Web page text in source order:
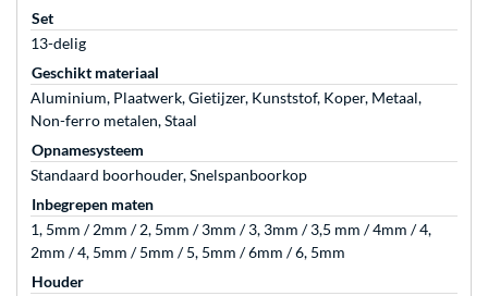
Set
13-delig
Geschikt materiaal
Aluminium, Plaatwerk, Gietijzer, Kunststof, Koper, Metaal,
Non-ferro metalen, Staal
Opnamesysteem
Standaard boorhouder, Snelspanboorkop
Inbegrepen maten
1, 5mm / 2mm / 2, 5mm / 3mm / 3, 3mm / 3,5 mm / 4mm / 4,
2mm / 4, 5mm / 5mm / 5, 5mm / 6mm / 6, 5mm
Houder